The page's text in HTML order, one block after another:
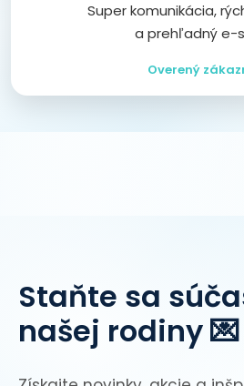
Super komunikácia,
a prehľadný e-
Overený
Staňte sa
našej rodiny 💌